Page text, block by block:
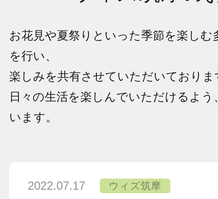
お花見や夏祭りといった季節を楽し
を行い、
楽しみを共有させていただいておりま
日々の生活を楽しんでいただけるよ
います。
2022.07.17 ウィズ筑摩